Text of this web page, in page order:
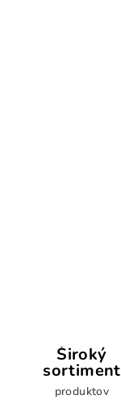
Široký
sortiment
produktov